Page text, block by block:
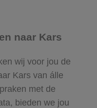
naar Kars
wij voor jou de
Kars van álle
met de
bieden we jou